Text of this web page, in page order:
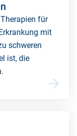
für
mit
schweren
ist, die